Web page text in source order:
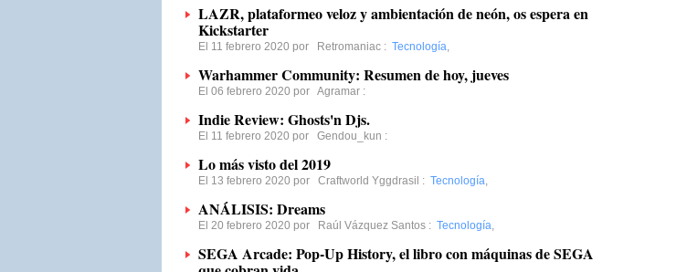
LAZR, plataformeo veloz y ambientación de neón, os espera en
Kickstarter
El 11 febrero 2020 por Retromaniac : Tecnología,
Warhammer Community: Resumen de hoy, jueves
El 06 febrero 2020 por Agramar :
Indie Review: Ghosts'n Djs.
El 11 febrero 2020 por Gendou_kun :
Lo más visto del 2019
El 13 febrero 2020 por Craftworld Yggdrasil : Tecnología,
ANÁLISIS: Dreams
El 20 febrero 2020 por Raúl Vázquez Santos : Tecnología,
SEGA Arcade: Pop-Up History, el libro con máquinas de SEGA